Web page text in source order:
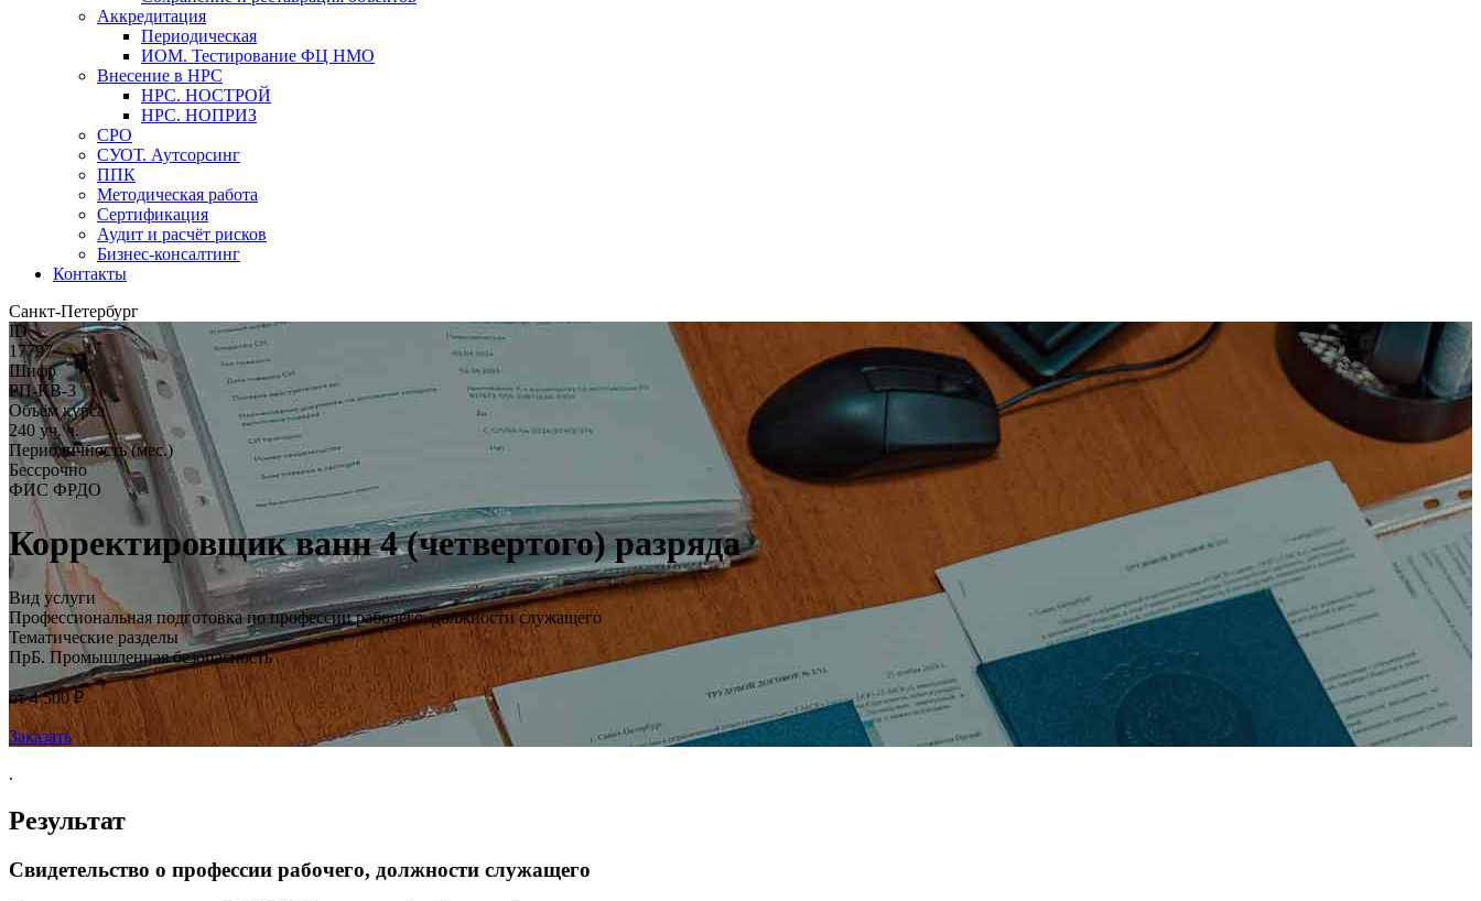
Аккредитация
Периодическая
ИОМ. Тестирование ФЦ НМО
Внесение в НРС
НРС. НОСТРОЙ
НРС. НОПРИЗ
СРО
СУОТ. Аутсорсинг
ППК
Методическая работа
Сертификация
Аудит и расчёт рисков
Бизнес-консалтинг
Контакты
Санкт-Петербург
ID
17797
Шифр
РП-КВ-3
Объём курса
240 уч. ч.
Периодичность (мес.)
Бессрочно
ФИС ФРДО
Корректировщик ванн 4 (четвертого) разряда
Вид услуги
Профессиональная подготовка по профессии рабочего, должности служащего
Тематические разделы
ПрБ. Промышленная безопасность
от 4 500 ₽
Заказать
.
Результат
Свидетельство о профессии рабочего, должности служащего